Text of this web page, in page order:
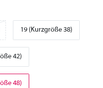
19 (Kurzgröße 38)
42)
48)